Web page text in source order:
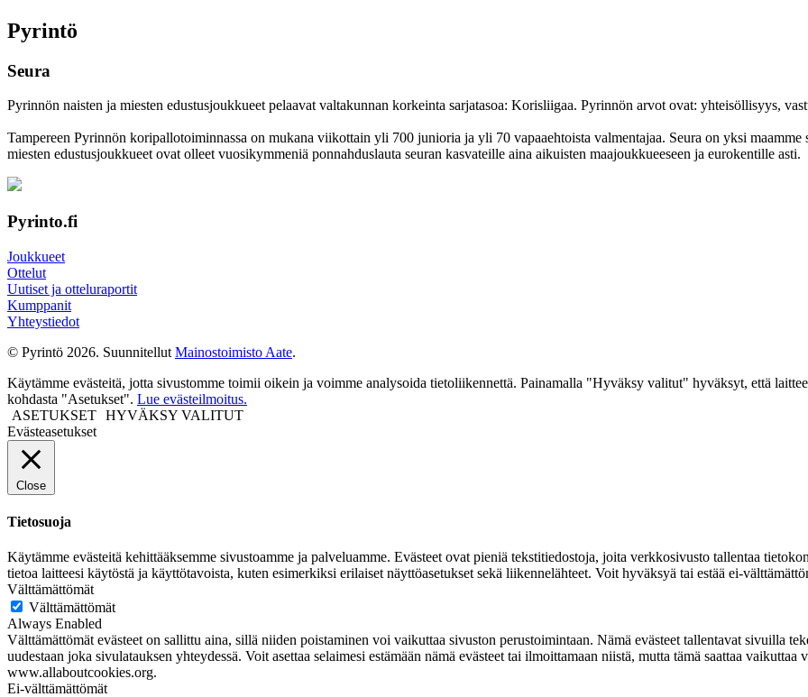
Pyrintö
Seura
Pyrinnön naisten ja miesten edustusjoukkueet pelaavat valtakunnan korkeinta sarjatasoa: Korisliigaa. Pyrinnön arvot ovat: yhteisöl­lisyys,
Tampereen Pyrinnön kori­pallo­toimin­nassa on mukana viikottain yli 700 junioria ja yli 70 vapaa­ehtoista valmen­tajaa. Seura on yksi
miesten edustus­joukkueet ovat olleet vuosi­kymmeniä ponnahdus­lauta seuran kasvateille aina aikuisten maa­joukkueeseen ja euro­kentille asti.
Pyrinto.fi
Joukkueet
Ottelut
Uutiset ja otteluraportit
Kumppanit
Yhteystiedot
© Pyrintö 2026. Suunnitellut Mainostoimisto Aate.
Käytämme evästeitä, jotta sivustomme toimii oikein ja voimme analysoida tietoliikennettä. Painamalla "Hyväksy valitut" hyväksyt, että
kohdasta "Asetukset". Lue evästeilmoitus.
ASETUKSET HYVÄKSY VALITUT
Evästeasetukset
Close
Tietosuoja
Käytämme evästeitä kehittääksemme sivustoamme ja palveluamme. Evästeet ovat pieniä tekstitiedostoja, joita verkkosivusto tallentaa
tietoa laitteesi käytöstä ja käyttötavoista, kuten esimerkiksi erilaiset näyttöasetukset sekä liikennelähteet. Voit hyväksyä tai estää ei-
Välttämättömät
Välttämättömät
Always Enabled
Välttämättömät evästeet on sallittu aina, sillä niiden poistaminen voi vaikuttaa sivuston perustoimintaan. Nämä evästeet tallentavat sivuilla
uudestaan joka sivulatauksen yhteydessä. Voit asettaa selaimesi estämään nämä evästeet tai ilmoittamaan niistä, mutta tämä saattaa
www.allaboutcookies.org.
Ei-välttämättömät